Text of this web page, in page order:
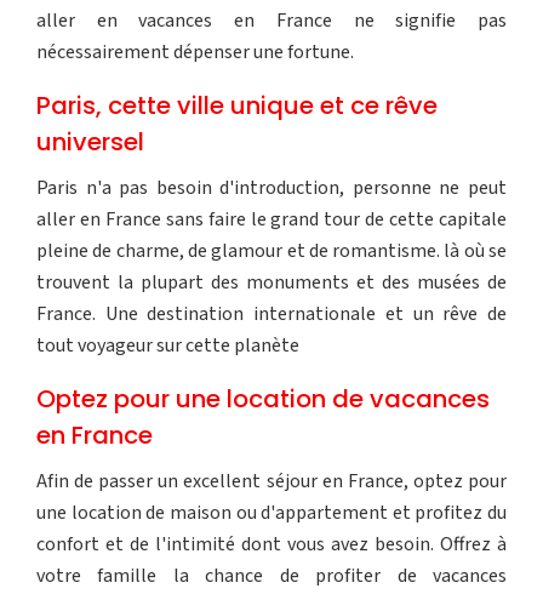
aller en vacances en France ne signifie pas
nécessairement dépenser une fortune.
Paris, cette ville unique et ce rêve
universel
Paris n'a pas besoin d'introduction, personne ne peut
aller en France sans faire le grand tour de cette capitale
pleine de charme, de glamour et de romantisme. là où se
trouvent la plupart des monuments et des musées de
France. Une destination internationale et un rêve de
tout voyageur sur cette planète
Optez pour une location de vacances
en France
Afin de passer un excellent séjour en France, optez pour
une location de maison ou d'appartement et profitez du
confort et de l'intimité dont vous avez besoin. Offrez à
votre famille la chance de profiter de vacances